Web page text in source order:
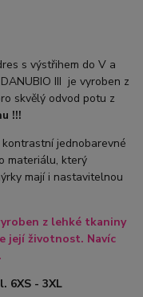
s výstřihem do V a
III je vyroben z
skvělý odvod potu z
!!!
jednobarevné
materiálu, který
mají i nastavitelnou
z lehké tkaniny
její životnost. Navíc
6XS - 3XL